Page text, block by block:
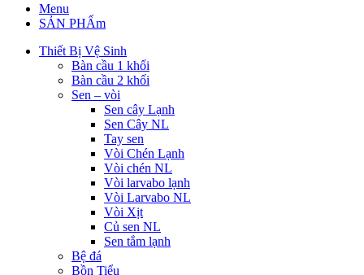
Menu
SẢN PHẨm
Thiết Bị Vệ Sinh
Bàn cầu 1 khối
Bàn cầu 2 khối
Sen – vòi
Sen cây Lạnh
Sen Cây NL
Tay sen
Vòi Chén Lạnh
Vòi chén NL
Vòi larvabo lạnh
Vòi Larvabo NL
Vòi Xịt
Củ sen NL
Sen tắm lạnh
Bệ đá
Bồn Tiểu